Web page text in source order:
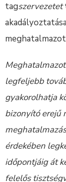
tagszervezetet
legfeljebb
gyakorolhatja
bizonyító erejű
érdekében
időpontjáig át
felelős